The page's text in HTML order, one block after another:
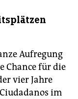
Aufregung
Chance für die
vier Jahre
im